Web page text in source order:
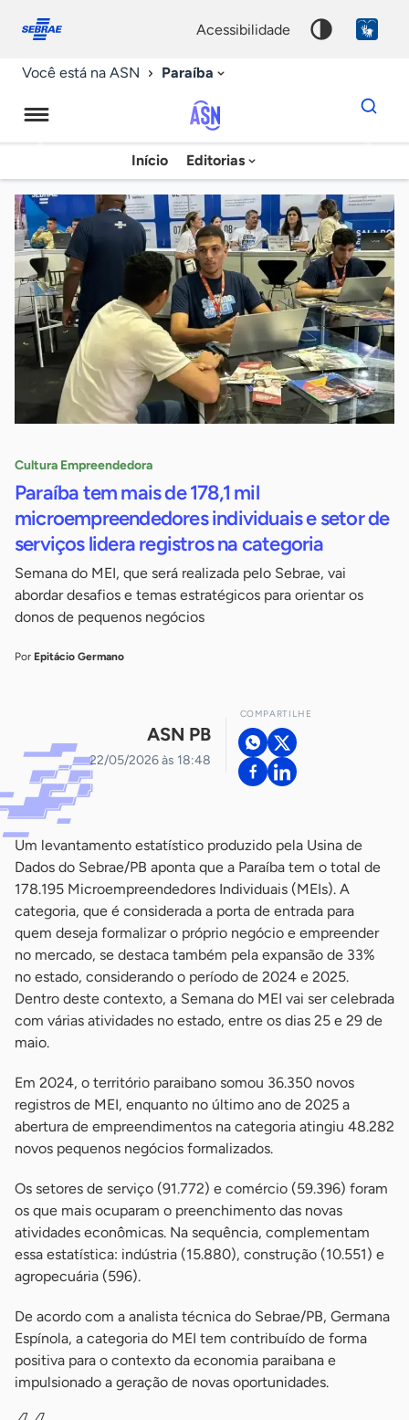
conosco
acessibilidade
Você está na ASN Paraíba
Agência
Sebrae
de
Notícias
Início Editorias
Dados
para
chave
Cultura Empreendedora
Paraíba tem mais de 178,1 mil
microempreendedores individuais e setor de
serviços lidera registros na categoria
Semana do MEI, que será realizada pelo Sebrae, vai
abordar desafios e temas estratégicos para orientar os
donos de pequenos negócios
Por Epitácio Germano
ASN PB
22/05/2026 às 18:48
COMPARTILHE
Um levantamento estatístico produzido pela Usina de
Dados do Sebrae/PB aponta que a Paraíba tem o total de
178.195 Microempreendedores Individuais (MEIs). A
categoria, que é considerada a porta de entrada para
quem deseja formalizar o próprio negócio e empreender
no mercado, se destaca também pela expansão de 33%
no estado, considerando o período de 2024 e 2025.
Dentro deste contexto, a Semana do MEI vai ser celebrada
com várias atividades no estado, entre os dias 25 e 29 de
maio.
Em 2024, o território paraibano somou 36.350 novos
registros de MEI, enquanto no último ano de 2025 a
abertura de empreendimentos na categoria atingiu 48.282
novos pequenos negócios formalizados.
Os setores de serviço (91.772) e comércio (59.396) foram
os que mais ocuparam o preenchimento das novas
atividades econômicas. Na sequência, complementam
essa estatística: indústria (15.880), construção (10.551) e
agropecuária (596).
De acordo com a analista técnica do Sebrae/PB, Germana
Espínola, a categoria do MEI tem contribuído de forma
positiva para o contexto da economia paraibana e
impulsionado a geração de novas oportunidades.